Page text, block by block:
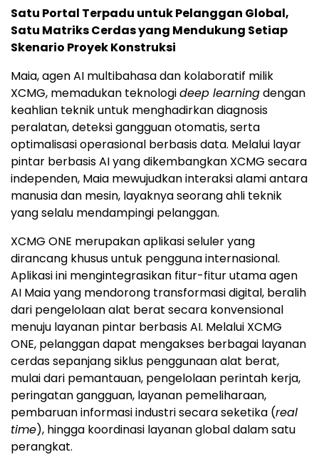
Satu Portal Terpadu untuk Pelanggan Global,
Satu Matriks Cerdas yang Mendukung Setiap
Skenario Proyek Konstruksi
Maia, agen AI multibahasa dan kolaboratif milik
XCMG, memadukan teknologideep learningdengan
keahlian teknik untuk menghadirkan diagnosis
peralatan, deteksi gangguan otomatis, serta
optimalisasi operasional berbasis data. Melalui layar
pintar berbasis AI yang dikembangkan XCMG secara
independen, Maia mewujudkan interaksi alami antara
manusia dan mesin, layaknya seorang ahli teknik
yang selalu mendampingi pelanggan.
XCMG ONE merupakan aplikasi seluler yang
dirancang khusus untuk pengguna internasional.
Aplikasi ini mengintegrasikan fitur-fitur utama agen
AI Maia yang mendorong transformasi digital, beralih
dari pengelolaan alat berat secara konvensional
menuju layanan pintar berbasis AI. Melalui XCMG
ONE, pelanggan dapat mengakses berbagai layanan
cerdas sepanjang siklus penggunaan alat berat,
mulai dari pemantauan, pengelolaan perintah kerja,
peringatan gangguan, layanan pemeliharaan,
pembaruan informasi industri secara seketika (real
time), hingga koordinasi layanan global dalam satu
perangkat.